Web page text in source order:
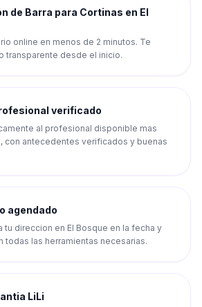
de Barra para Cortinas en El
online en menos de 2 minutos. Te
transparente desde el inicio.
verificado
al profesional disponible mas
con antecedentes verificados y buenas
agendado
tu direccion en El Bosque en la fecha y
todas las herramientas necesarias.
LiLi